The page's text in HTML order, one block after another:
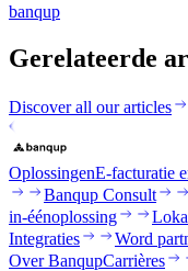
banqup
Gerelateerde
Discover all our articles
OplossingenE-facturatie
Banqup Consult
in-éénoplossing
Integraties
Word
Over BanqupCarrières